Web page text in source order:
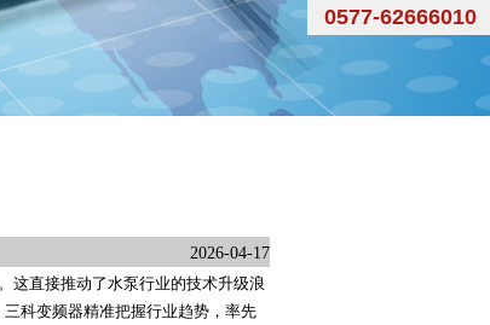
0577-62666010
2026-04-17
这直接推动了水泵行业的技术升级浪
科变频器精准把握行业趋势，率先